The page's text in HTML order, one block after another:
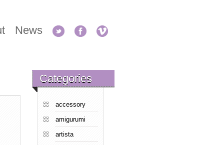
News
Categories
accessory
amigurumi
artista